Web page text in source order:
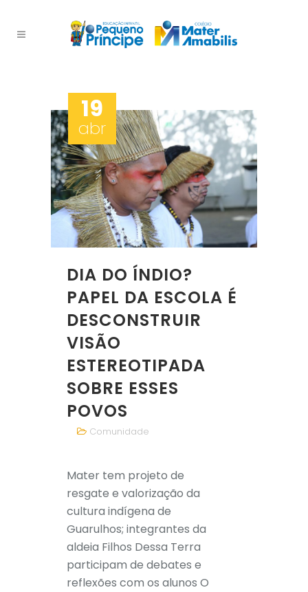
19
abr
DIA DO ÍNDIO?
PAPEL DA ESCOLA É
DESCONSTRUIR
VISÃO
ESTEREOTIPADA
SOBRE ESSES
POVOS
Comunidade
Mater tem projeto de
resgate e valorização da
cultura indígena de
Guarulhos; integrantes da
aldeia Filhos Dessa Terra
participam de debates e
reflexões com os alunos O